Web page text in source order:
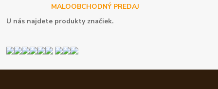
MALOOBCHODNÝ PREDAJ
U nás najdete produkty značiek.